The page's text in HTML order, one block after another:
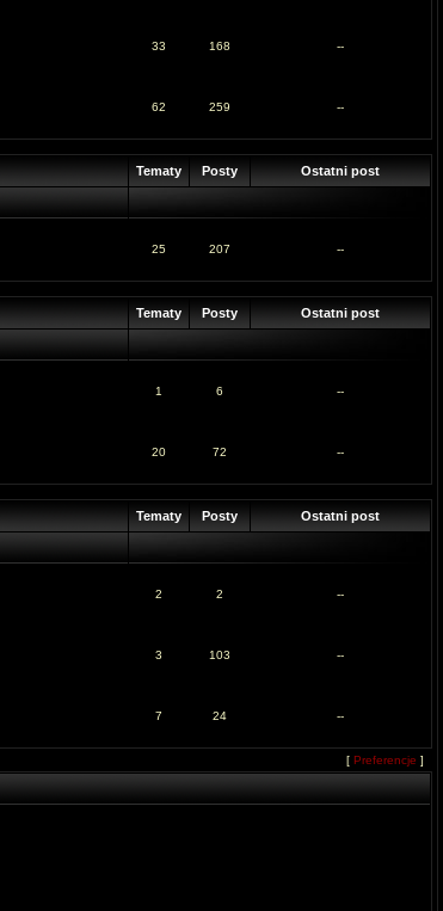
33 168 --
62 259 --
Tematy Posty Ostatni post
25 207 --
Tematy Posty Ostatni post
1 6 --
20 72 --
Tematy Posty Ostatni post
2 2 --
3 103 --
7 24 --
[ Preferencje ]